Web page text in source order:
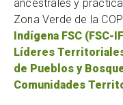
ancestrales y
Zona Verde de la
Indígena FSC (FSC-
Líderes
de Pueblos y
Comunidades